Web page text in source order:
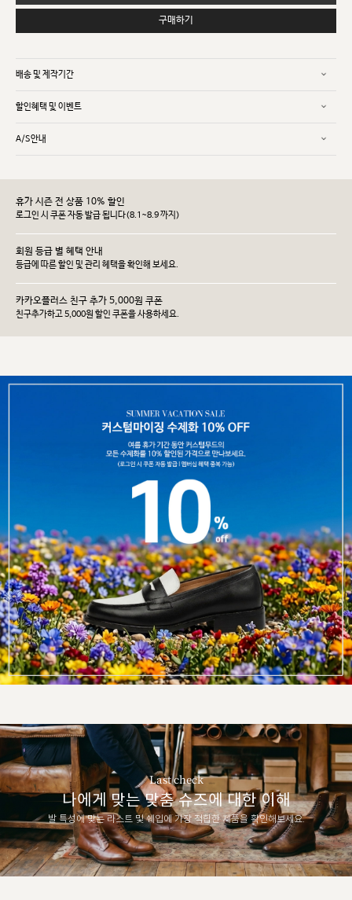
구매하기
배송 및 제작기간
할인혜택 및 이벤트
A/S안내
휴가 시즌 전 상품 10% 할인
로그인 시 쿠폰 자동 발급 됩니다(8.1~8.9 까지)
회원 등급 별 혜택 안내
등급에 따른 할인 및 관리 헤택을 확인해 보세요.
카카오플러스 친구 추가 5,000원 쿠폰
친구추가하고 5,000원 할인 쿠폰을 사용하세요.
Last check
나에게 맞는 맞춤 슈즈에 대한 이해
발 특성에 맞는 라스트 및 쉐입에 가장 적합한 제품을 확인해보세요.